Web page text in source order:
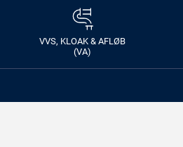
VVS, KLOAK & AFLØB
(VA)